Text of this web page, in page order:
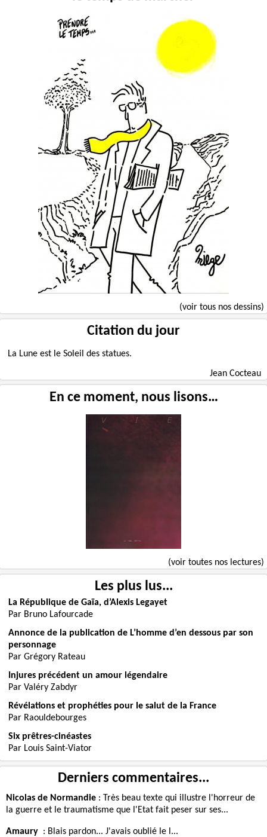
(voir tous nos dessins)
Citation du jour
La Lune est le Soleil des statues.
Jean Cocteau
En ce moment, nous lisons…
(voir toutes nos lectures)
Les plus lus...
La République de Gaïa, d’Alexis Legayet
Par Bruno Lafourcade
Annonce de la publication de L’homme d’en dessous par son
personnage
Par Grégory Rateau
Injures précédent un amour légendaire
Par Valéry Zabdyr
Révélations et prophéties pour le salut de la France
Par Raouldebourges
Six prêtres-cinéastes
Par Louis Saint-Viator
Derniers commentaires...
Nicolas de Normandie: Très beau texte qui illustre l'horreur de
la guerre et le traumatisme que l'Etat fait peser sur ses...
Amaury : Blais pardon... J'avais oublié le l...